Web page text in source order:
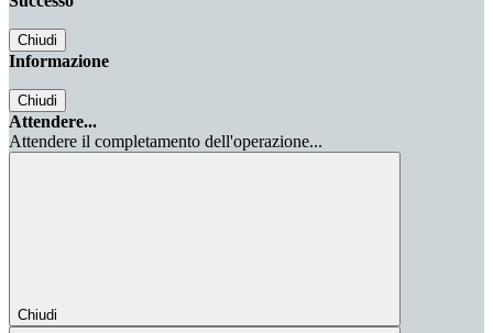
Chiudi
Informazione
Chiudi
Attendere...
Attendere il completamento dell'operazione...
Chiudi